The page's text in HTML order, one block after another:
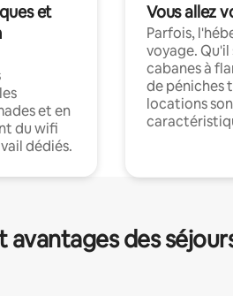
et
et en
du wifi
dédiés.
Vous allez
Parfois,
voyage. Qu'il
cabanes à
de péniches
locations
avantages des